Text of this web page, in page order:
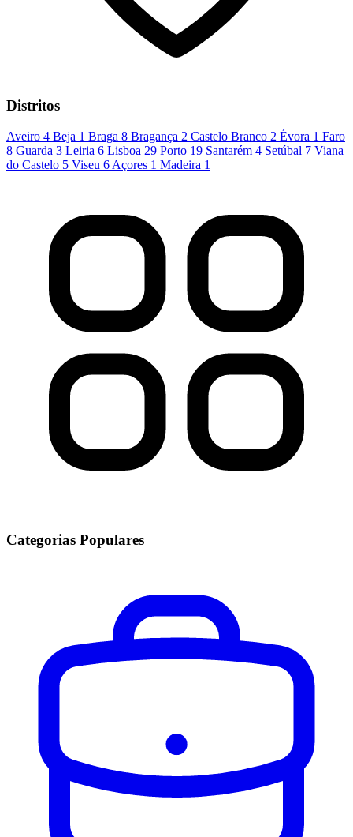
Distritos
Aveiro 4 Beja 1 Braga 8 Bragança 2 Castelo Branco 2 Évora 1 Faro
8 Guarda 3 Leiria 6 Lisboa 29 Porto 19 Santarém 4 Setúbal 7 Viana
do Castelo 5 Viseu 6 Açores 1 Madeira 1
Categorias Populares